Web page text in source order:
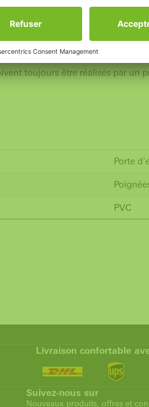
toujours être réalisés par un
Porte
PVC
Livraison confortable
Suivez-nous sur
Nouveaux produits, offres et